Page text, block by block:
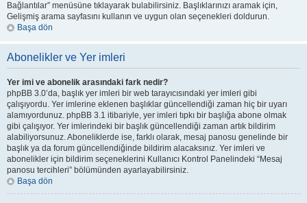
Bağlantılar” menüsüne tıklayarak bulabilirsiniz. Başlıklarınızı aramak için,
Gelişmiş arama sayfasını kullanın ve uygun olan seçenekleri doldurun.
Başa dön
Abonelikler ve Yer imleri
Yer imi ve abonelik arasındaki fark nedir?
phpBB 3.0’da, başlık yer imleri bir web tarayıcısındaki yer imleri gibi
çalışıyordu. Yer imlerine eklenen başlıklar güncellendiği zaman hiç bir uyarı
alamıyordunuz. phpBB 3.1 itibariyle, yer imleri tıpkı bir başlığa abone olmak
gibi çalışıyor. Yer imlerindeki bir başlık güncellendiği zaman artık bildirim
alabiliyorsunuz. Aboneliklerde ise, farklı olarak, mesaj panosu genelinde bir
başlık ya da forum güncellendiğinde bildirim alacaksınız. Yer imleri ve
abonelikler için bildirim seçeneklerini Kullanıcı Kontrol Panelindeki “Mesaj
panosu tercihleri” bölümünden ayarlayabilirsiniz.
Başa dön